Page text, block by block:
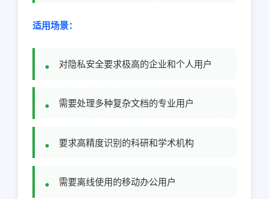
适用场景：
对隐私安全要求极高的企业和个人用户
需要处理多种复杂文档的专业用户
要求高精度识别的科研和学术机构
需要离线使用的移动办公用户